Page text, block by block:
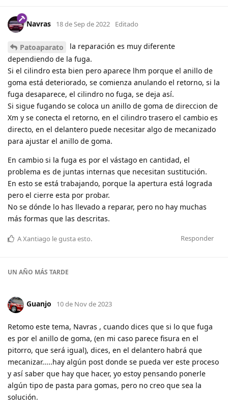
Navras 18 de Sep de 2022 Editado
Patoaparato
la reparación es muy diferente
dependiendo de la fuga.
Si el cilindro esta bien pero aparece lhm porque el anillo de
goma está deteriorado, se comienza anulando el retorno, si la
fuga desaparece, el cilindro no fuga, se deja así.
Si sigue fugando se coloca un anillo de goma de direccion de
Xm y se conecta el retorno, en el cilindro trasero el cambio es
directo, en el delantero puede necesitar algo de mecanizado
para ajustar el anillo de goma.
En cambio si la fuga es por el vástago en cantidad, el
problema es de juntas internas que necesitan sustitución.
En esto se está trabajando, porque la apertura está lograda
pero el cierre esta por probar.
No se dónde lo has llevado a reparar, pero no hay muchas
más formas que las descritas.
Responder
AXantiago le gusta esto.
UN AÑO MÁS TARDE
Guanjo 10 de Nov de 2023
Retomo este tema, Navras , cuando dices que si lo que fuga
es por el anillo de goma, (en mi caso parece fisura en el
pitorro, que será igual), dices, en el delantero habrá que
mecanizar.....hay algún post donde se pueda ver este proceso
y así saber que hay que hacer, yo estoy pensando ponerle
algún tipo de pasta para gomas, pero no creo que sea la
solución.